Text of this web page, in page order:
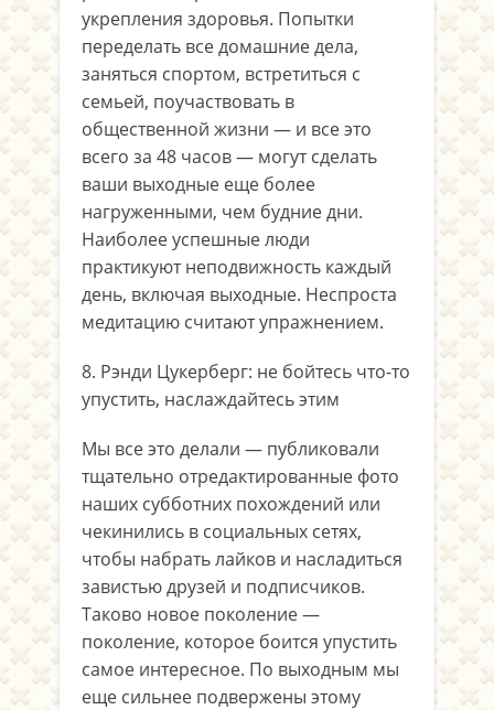
укрепления здоровья. Попытки
переделать все домашние дела,
заняться спортом, встретиться с
семьей, поучаствовать в
общественной жизни — и все это
всего за 48 часов — могут сделать
ваши выходные еще более
нагруженными, чем будние дни.
Наиболее успешные люди
практикуют неподвижность каждый
день, включая выходные. Неспроста
медитацию считают упражнением.
8. Рэнди Цукерберг: не бойтесь что-то
упустить, наслаждайтесь этим
Мы все это делали — публиковали
тщательно отредактированные фото
наших субботних похождений или
чекинились в социальных сетях,
чтобы набрать лайков и насладиться
завистью друзей и подписчиков.
Таково новое поколение —
поколение, которое боится упустить
самое интересное. По выходным мы
еще сильнее подвержены этому